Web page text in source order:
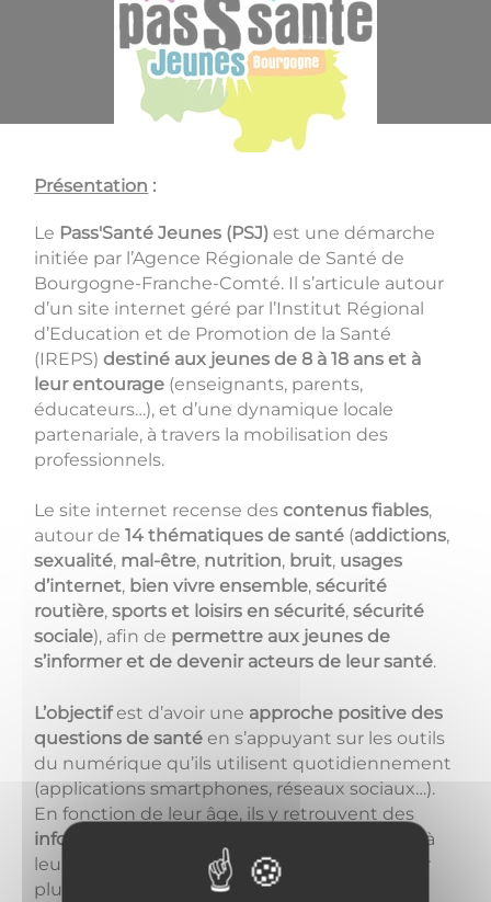
Présentation :
Le Pass'Santé Jeunes (PSJ) est une démarche
initiée par l’Agence Régionale de Santé de
Bourgogne-Franche-Comté. Il s’articule autour
d’un site internet géré par l’Institut Régional
d’Education et de Promotion de la Santé
(IREPS)destiné aux jeunes de 8 à 18 ans et à
leur entourage (enseignants, parents,
éducateurs…), et d’une dynamique locale
partenariale, à travers la mobilisation des
professionnels.
Le site internet recense descontenus fiables,
autour de14 thématiques de santé (addictions,
sexualité, mal-être, nutrition, bruit, usages
d’internet, bien vivre ensemble,sécurité
routière,sports et loisirs en sécurité,sécurité
sociale), afin de permettre aux jeunes de
s’informer et dedevenir acteurs de leur santé.
L’objectifest d’avoir une approche positive des
questions de santé en s’appuyant sur les outils
du numérique qu’ils utilisent quotidiennement
(applications smartphones, réseaux sociaux…).
En fonction de leur âge, ils y retrouvent des
informations validées et vérifiées
répondant à
leurs interrogations, des ressources pour aller
plus loin, échanger ou tester leurs